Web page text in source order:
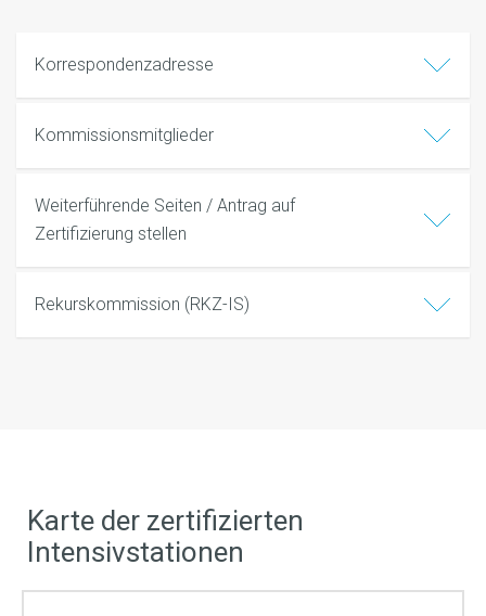
Korrespondenzadresse
Kommissionsmitglieder
Weiterführende Seiten / Antrag auf
Zertifizierung stellen
Rekurskommission (RKZ-IS)
Karte der zertifizierten
Intensivstationen